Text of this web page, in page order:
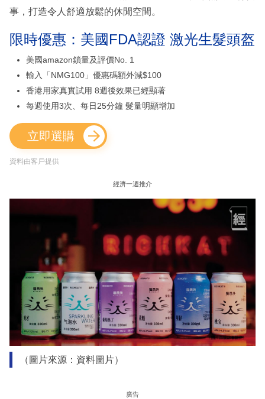
事，打造令人舒適放鬆的休閒空間。
限時優惠：美國FDA認證 激光生髮頭盔
美國amazon鎖量及評價No. 1
輸入「NMG100」優惠碼額外減$100
香港用家真實試用 8週後效果已經顯著
每週使用3次、每日25分鐘 髮量明顯增加
立即選購
資料由客戶提供
經濟一週推介
（圖片來源：資料圖片）
廣告